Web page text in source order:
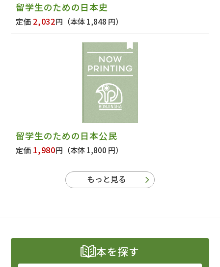
留学生のための日本史
定価 2,032円 （本体 1,848 円）
留学生のための日本公民
定価 1,980円 （本体 1,800 円）
もっと見る
本を探す